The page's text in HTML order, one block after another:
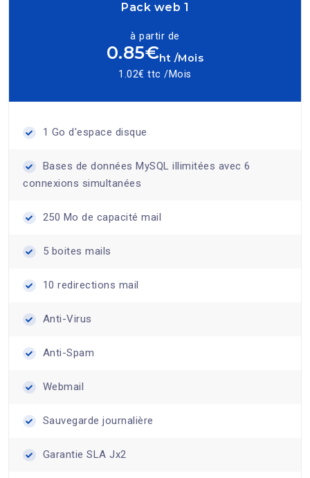
Pack web 1
à partir de
0.85€ht /Mois
1.02€ ttc /Mois
1 Go d'espace disque
Bases de données MySQL illimitées avec 6
connexions simultanées
250 Mo de capacité mail
5 boites mails
10 redirections mail
Anti-Virus
Anti-Spam
Webmail
Sauvegarde journalière
Garantie SLA Jx2